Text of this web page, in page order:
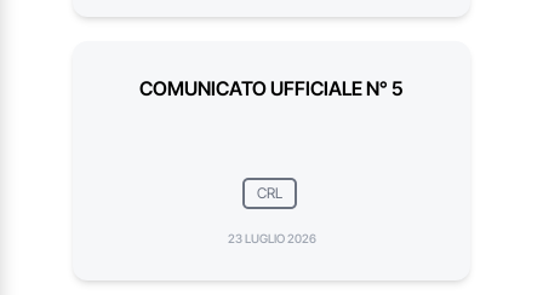
COMUNICATO UFFICIALE N° 5
CRL
23 LUGLIO 2026